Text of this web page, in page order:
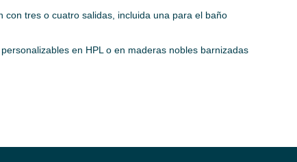
con tres o cuatro salidas, incluida una para el baño
en HPL o en maderas nobles barnizadas